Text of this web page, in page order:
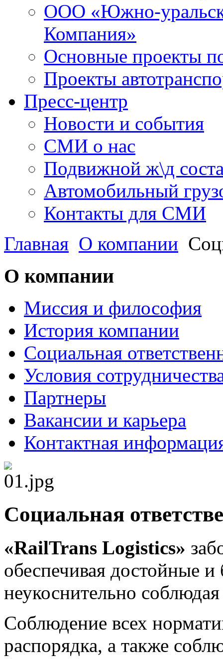
ООО «Южно-
Компания»
Основные проекты
Проекты
Пресс-центр
Новости и события
СМИ о нас
Подвижной ж\д
Автомобильный
Контакты для СМИ
Главная О компании
О компании
Миссия и философия
История компании
Социальная
Условия
Партнеры
Вакансии и карьера
Контактная
Социальная
«RailTrans Logistics»
обеспечивая достойные и
неукоснительно соблюдая
Соблюдение всех
распорядка, а также